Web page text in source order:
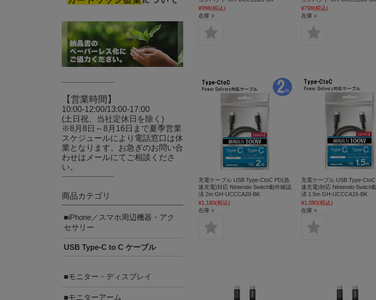
¥998(税込)
在庫 ○
¥798(税込)
在庫 ○
充電ケーブル USB Type-CtoC PD(急
速充電)対応 Nintendo Switch動作確認
済 2m GH-UCCCA20-BK
¥1,180(税込)
在庫 ○
充電ケーブル USB Type-
速充電)対応 Nintendo Switch
済 1.5m GH-UCCCA15-BK
¥1,080(税込)
在庫 ○
--------------------------
【営業時間】
10:00-12:00/13:00-17:00
(土日祝、当社定休日を除く)
※8月8日～8月16日まで夏季営業
スケジュールにより電話窓口は休
業となります。お急ぎのお問い合
わせはメールにてご相談くださ
い。
--------------------------
商品カテゴリ
■iPhone／スマホ周辺機器・アク
セサリー
USB Type-C to C ケーブル
■モニター・ディスプレイ
■モニターアーム